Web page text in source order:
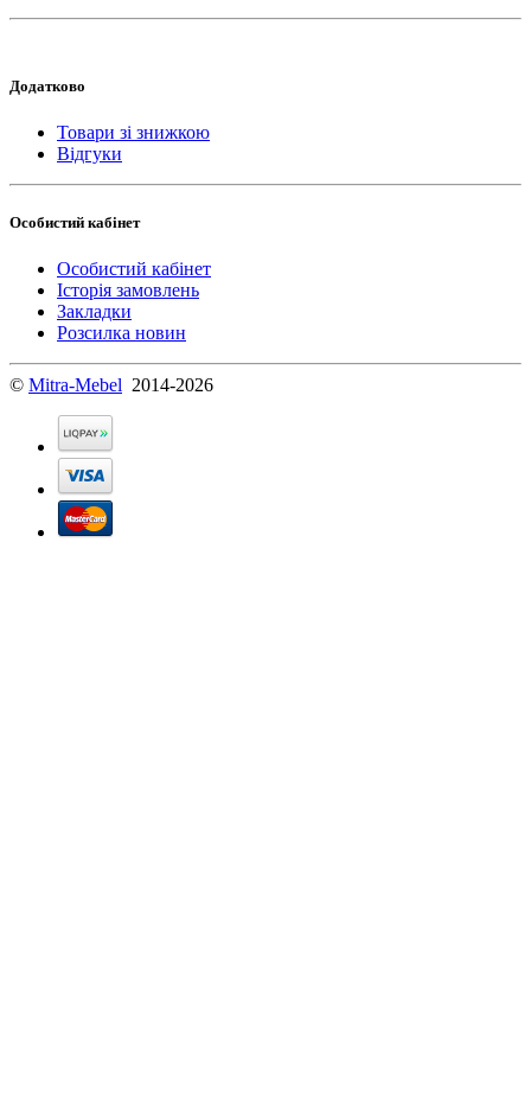
Додатково
Товари зі знижкою
Відгуки
Особистий кабінет
Особистий кабінет
Історія замовлень
Закладки
Розсилка новин
© Mitra-Mebel 2014-2026